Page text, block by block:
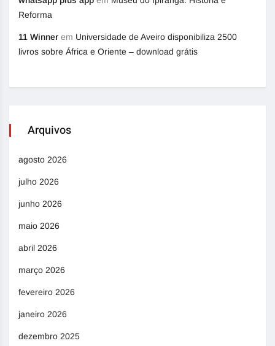
Reforma
11 Winner em Universidade de Aveiro disponibiliza 2500
livros sobre África e Oriente – download grátis
Arquivos
agosto 2026
julho 2026
junho 2026
maio 2026
abril 2026
março 2026
fevereiro 2026
janeiro 2026
dezembro 2025